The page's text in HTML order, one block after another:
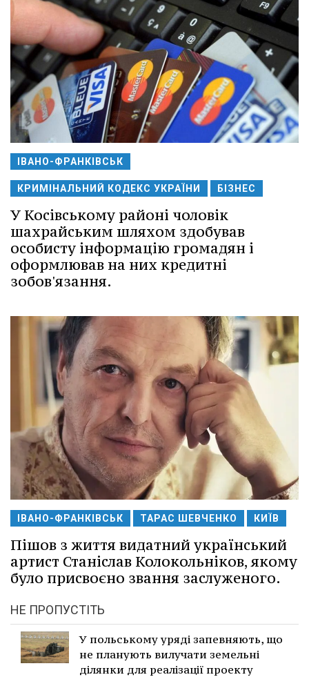
ІВАНО-ФРАНКІВСЬК
КРИМІНАЛЬНИЙ КОДЕКС УКРАЇНИ БІЗНЕС
У Косівському районі чоловік
шахрайським шляхом здобував
особисту інформацію громадян і
оформлював на них кредитні
зобов'язання.
ІВАНО-ФРАНКІВСЬК ТАРАС ШЕВЧЕНКО КИЇВ
Пішов з життя видатний український
артист Станіслав Колокольніков, якому
було присвоєно звання заслуженого.
НЕ ПРОПУСТІТЬ
У польському уряді запевняють, що
не планують вилучати земельні
ділянки для реалізації проекту